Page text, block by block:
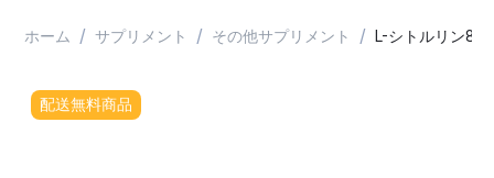
ホーム / サプリメント / その他サプリメント / L-シトルリン
配送無料商品